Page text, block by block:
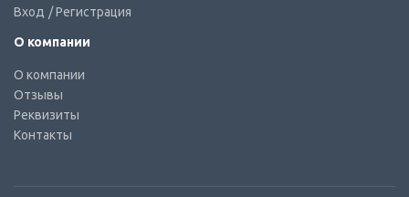
Вход / Регистрация
О компании
О компании
Отзывы
Реквизиты
Контакты